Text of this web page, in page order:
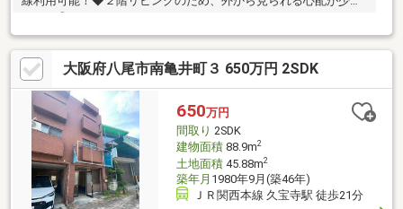
大阪府八尾市南亀井町３ 650万円 2SDK
650万円
間取り 2SDK
建物面積88.9m2
土地面積45.88m2
築年月 1980年9月(築46年)
ＪＲ関西本線 久宝寺駅 徒歩21分